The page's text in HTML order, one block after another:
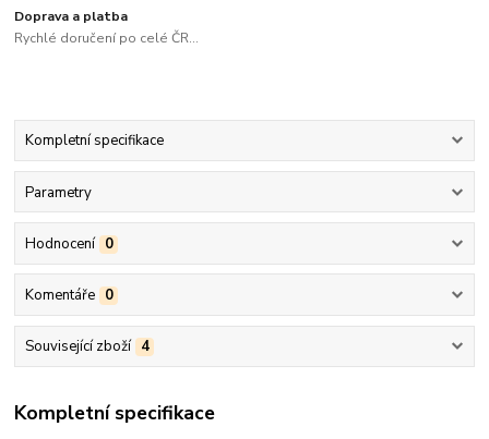
Doprava a platba
Rychlé doručení po celé ČR...
Kompletní specifikace
Parametry
Hodnocení 0
Komentáře 0
Související zboží 4
Kompletní specifikace